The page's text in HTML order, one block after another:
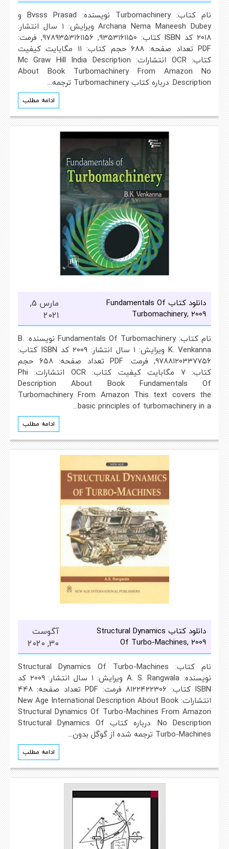
نام کتاب: Turbomachinery نویسنده: Bvsss Prasad و
Archana Nema Maneesh Dubey ویرایش: ۱ سال انتشار:
۲۰۱۸ کد ISBN کتاب: ۹۳۵۳۱۶۱۱۵۰, ۹۷۸۹۳۵۳۱۶۱۱۵۶, فرمت:
PDF تعداد صفحه: ۶۸۸ حجم کتاب: ۱۱ مگابایت کیفیت
کتاب: OCR انتشارات: Mc Graw Hill India Description
About Book Turbomachinery From Amazon No
Description. درباره کتاب Turbomachinery ترجمه…
ادامه مطلب
دانلود کتاب Fundamentals Of
Turbomachinery, 2009
مارس 5,
2021
نام کتاب: Fundamentals Of Turbomachinery نویسنده: B.
K. Venkanna ویرایش: ۱ سال انتشار: ۲۰۰۹ کد ISBN کتاب:
۹۷۸۸۱۲۰۳۳۷۷۵۶, فرمت: PDF تعداد صفحه: ۶۵۸ حجم
کتاب: ۷ مگابایت کیفیت کتاب: OCR انتشارات: Phi
Description About Book Fundamentals Of
Turbomachinery From Amazon This text covers the
basic principles of turbomachinery in a…
ادامه مطلب
دانلود کتاب Structural Dynamics
Of Turbo-Machines, 2009
آگوست
30, 2020
نام کتاب: Structural Dynamics Of Turbo-Machines
نویسنده: A. S. Rangwala ویرایش: ۱ سال انتشار: ۲۰۰۹ کد
ISBN کتاب: ۸۱۲۲۴۲۲۳۰۶ فرمت: PDF تعداد صفحه: ۴۴۸
انتشارات: New Age International Description About Book
Structural Dynamics Of Turbo-Machines From Amazon
No Description. درباره کتاب Structural Dynamics Of
Turbo-Machines ترجمه شده از گوگل بدون…
ادامه مطلب